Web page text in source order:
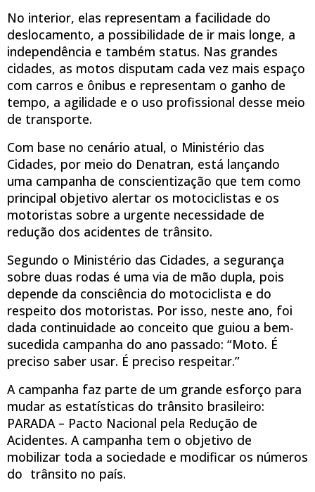
No interior, elas representam a facilidade do
deslocamento, a possibilidade de ir mais longe, a
independência e também status. Nas grandes
cidades, as motos disputam cada vez mais espaço
com carros e ônibus e representam o ganho de
tempo, a agilidade e o uso profissional desse meio
de transporte.
Com base no cenário atual, o Ministério das
Cidades, por meio do Denatran, está lançando
uma campanha de conscientização que tem como
principal objetivo alertar os motociclistas e os
motoristas sobre a urgente necessidade de
redução dos acidentes de trânsito.
Segundo o Ministério das Cidades, a segurança
sobre duas rodas é uma via de mão dupla, pois
depende da consciência do motociclista e do
respeito dos motoristas. Por isso, neste ano, foi
dada continuidade ao conceito que guiou a bem-
sucedida campanha do ano passado: “Moto. É
preciso saber usar. É preciso respeitar.”
A campanha faz parte de um grande esforço para
mudar as estatísticas do trânsito brasileiro:
PARADA – Pacto Nacional pela Redução de
Acidentes. A campanha tem o objetivo de
mobilizar toda a sociedade e modificar os números
do trânsito no país.